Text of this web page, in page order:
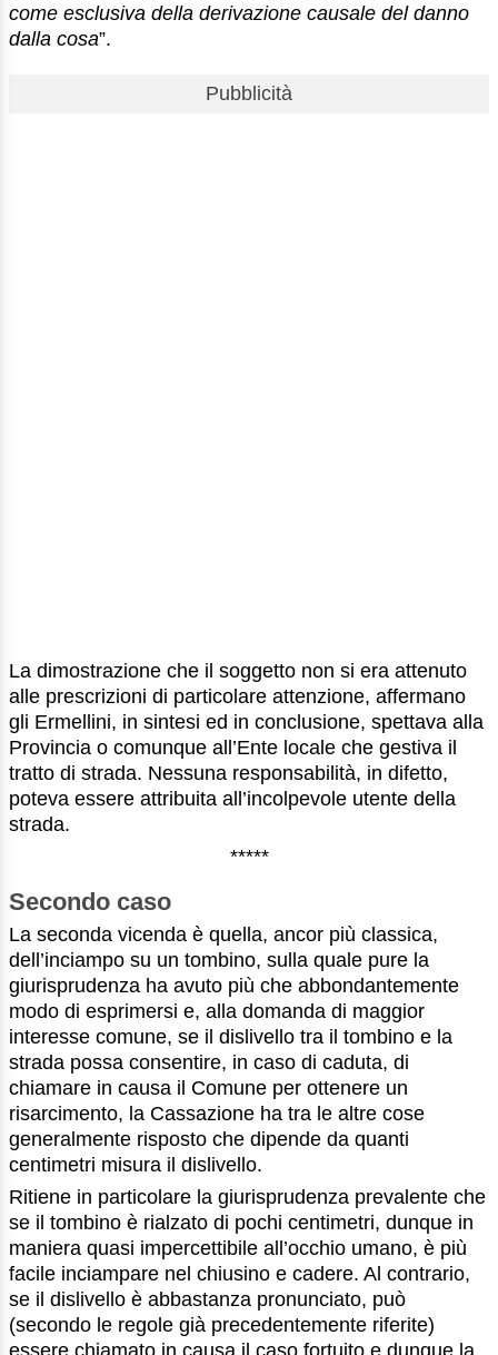
come esclusiva della derivazione causale del danno
dalla cosa”.
Pubblicità
La dimostrazione che il soggetto non si era attenuto
alle prescrizioni di particolare attenzione, affermano
gli Ermellini, in sintesi ed in conclusione, spettava alla
Provincia o comunque all’Ente locale che gestiva il
tratto di strada. Nessuna responsabilità, in difetto,
poteva essere attribuita all’incolpevole utente della
strada.
*****
Secondo caso
La seconda vicenda è quella, ancor più classica,
dell’inciampo su un tombino, sulla quale pure la
giurisprudenza ha avuto più che abbondantemente
modo di esprimersi e, alla domanda di maggior
interesse comune, se il dislivello tra il tombino e la
strada possa consentire, in caso di caduta, di
chiamare in causa il Comune per ottenere un
risarcimento, la Cassazione ha tra le altre cose
generalmente risposto che dipende da quanti
centimetri misura il dislivello.
Ritiene in particolare la giurisprudenza prevalente che
se il tombino è rialzato di pochi centimetri, dunque in
maniera quasi impercettibile all’occhio umano, è più
facile inciampare nel chiusino e cadere. Al contrario,
se il dislivello è abbastanza pronunciato, può
(secondo le regole già precedentemente riferite)